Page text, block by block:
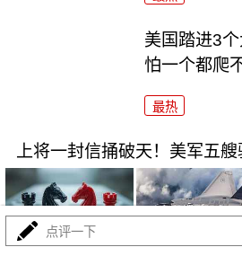
美国踏进3
怕一个都爬
最热
上将一封信捅破天！美军五艘
点评一下